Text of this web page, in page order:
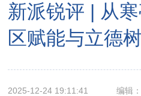
新派锐评 | 从
区赋能与立德
2025-12-24 19:11:41 编辑